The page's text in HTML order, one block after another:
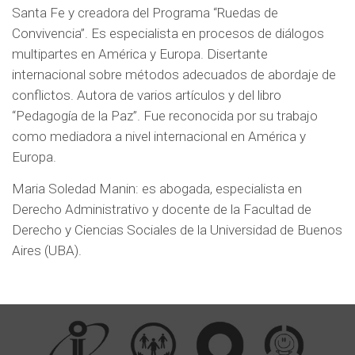
Santa Fe y creadora del Programa “Ruedas de
Convivencia”. Es especialista en procesos de diálogos
multipartes en América y Europa. Disertante
internacional sobre métodos adecuados de abordaje de
conflictos. Autora de varios artículos y del libro
“Pedagogía de la Paz”. Fue reconocida por su trabajo
como mediadora a nivel internacional en América y
Europa.
Maria Soledad Manin: es abogada, especialista en
Derecho Administrativo y docente de la Facultad de
Derecho y Ciencias Sociales de la Universidad de Buenos
Aires (UBA).